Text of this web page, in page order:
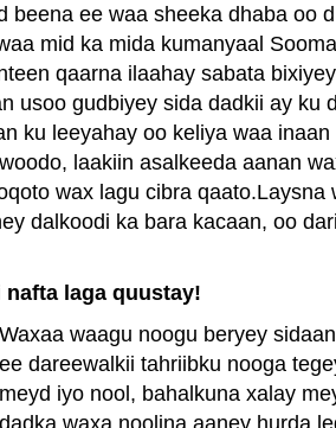
beena ee waa sheeka dhaba oo
mid ka mida kumanyaal
qaarna ilaahay sabata
usoo gudbiyey sida dadkii ay ku
ku leeyahay oo keliya waa
laakiin asalkeeda aanan
wax lagu cibra qaato.Laysna
dalkoodi ka bara kacaan, oo
laga quustay!
Waxaa waagu noogu beryey
ee dareewalkii tahriibku nooga
meyd iyo nool, bahalkuna xalay
dadka waxa noolina aaney hurda